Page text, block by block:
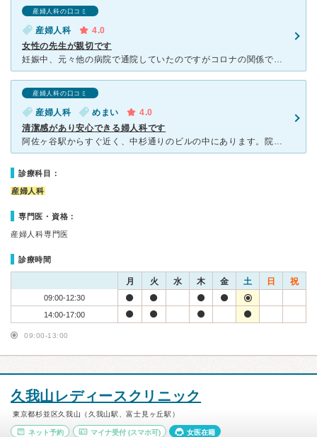
産婦人科の口コミ
産婦人科
4.0
女性の先生が親切です
妊娠中、元々他の病院で通院していたのですがコロナの関係で移転が必要となり数ヶ月間通院させていただきました。元々通っていた大きな病院に非常勤として来ている先生がやっている病院なので、前の病院と変わらずに
産婦人科の口コミ
産婦人科 めまい
4.0
清潔感があり安心できる婦人科です
阿佐ヶ谷駅からすぐ近く、中杉通りのビルの中にあります。院内は清潔で気持ちよく、先生もスタッフのかたも女性です。 私は東京衛生病院の産科受診に必要な、赤ちゃんの心拍確定のためにこちらにお世話になりまし
診療科目：
産婦人科
専門医・資格：
産婦人科専門医
診療時間
月 火 水 木 金 土 日 祝
09:00-12:30
14:00-17:00
09:00-13:00
久我山レディースクリニック
東京都杉並区久我山（久我山駅、富士見ヶ丘駅）
ネット予約 マイナ受付(スマホ可) 女医在籍